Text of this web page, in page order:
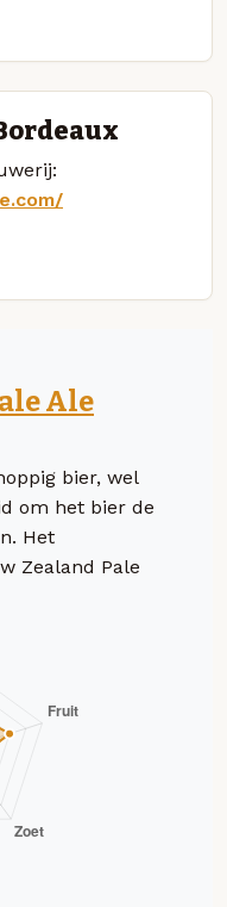
Ale
bier, wel
om het bier de
Het
Zealand Pale